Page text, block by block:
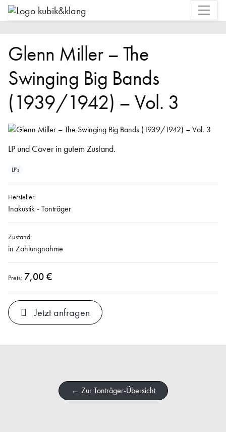
Glenn Miller – The
Swinging Big Bands
(1939/1942) – Vol. 3
LP und Cover in gutem Zustand.
LP's
Hersteller:
Inakustik - Tonträger
Zustand:
in Zahlungnahme
Preis: 7,00 €
Jetzt anfragen
← Zur Tonträger-Übersicht